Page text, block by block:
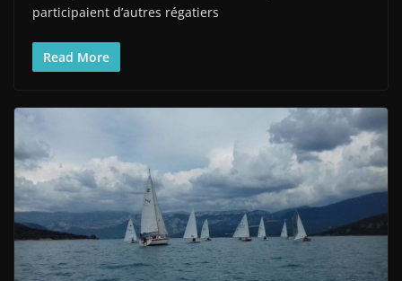
participaient d’autres régatiers
Read More